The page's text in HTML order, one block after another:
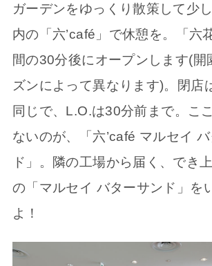
ガーデンをゆっくり散策して少
内の「六’café」で休憩を。「六
間の30分後にオープンします(開
ズンによって異なります)。閉店
同じで、L.O.は30分前まで。こ
ないのが、「六’café マルセイ
ド」。隣の工場から届く、でき
の「マルセイ バターサンド」を
よ！